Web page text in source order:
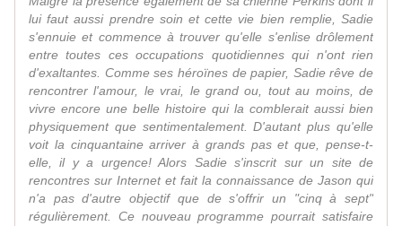
lui faut aussi prendre soin et cette vie bien remplie, Sadie
s'ennuie et commence à trouver qu'elle s'enlise drôlement
entre toutes ces occupations quotidiennes qui n'ont rien
d'exaltantes. Comme ses héroïnes de papier, Sadie rêve de
rencontrer l'amour, le vrai, le grand ou, tout au moins, de
vivre encore une belle histoire qui la comblerait aussi bien
physiquement que sentimentalement. D'autant plus qu'elle
voit la cinquantaine arriver à grands pas et que, pense-t-
elle, il y a urgence! Alors Sadie s'inscrit sur un site de
rencontres sur Internet et fait la connaissance de Jason qui
n'a pas d'autre objectif que de s'offrir un "cinq à sept"
régulièrement. Ce nouveau programme pourrait satisfaire